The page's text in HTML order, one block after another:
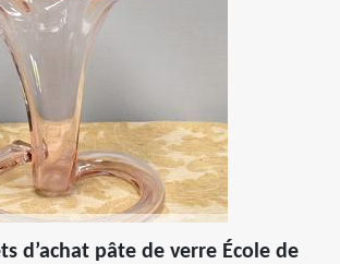
d’achat pâte de verre École de